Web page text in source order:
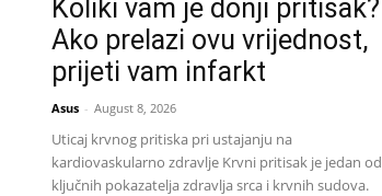
Koliki vam je donji pritisak?
Ako prelazi ovu vrijednost,
prijeti vam infarkt
Asus - August 8, 2026
Uticaj krvnog pritiska pri ustajanju na
kardiovaskularno zdravlje Krvni pritisak je jedan od
ključnih pokazatelja zdravlja srca i krvnih sudova.